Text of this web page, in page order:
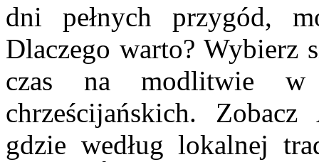
dni pełnych przygód,
Dlaczego warto? Wybierz
czas na modlitwie w
chrześcijańskich.
gdzie według lokalnej